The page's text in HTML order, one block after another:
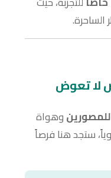
الساحرة.
لا تعوض
وهواة
ستجد هنا فرصاً